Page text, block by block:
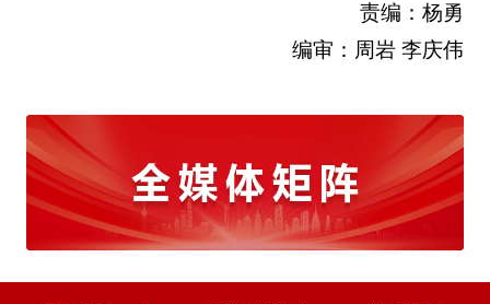
责编：杨勇
编审：周岩 李庆伟